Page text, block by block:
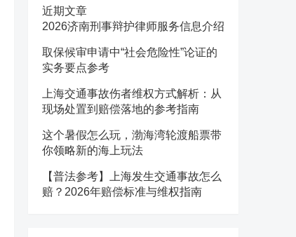
近期文章
2026济南刑事辩护律师服务信息介绍
取保候审申请中“社会危险性”论证的
实务要点参考
上海交通事故伤者维权方式解析：从
现场处置到赔偿落地的参考指南
这个暑假怎么玩，渤海湾轮渡船票带
你领略新的海上玩法
【普法参考】上海发生交通事故怎么
赔？2026年赔偿标准与维权指南